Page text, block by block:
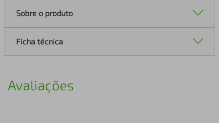
Sobre o produto
Ficha técnica
Avaliações